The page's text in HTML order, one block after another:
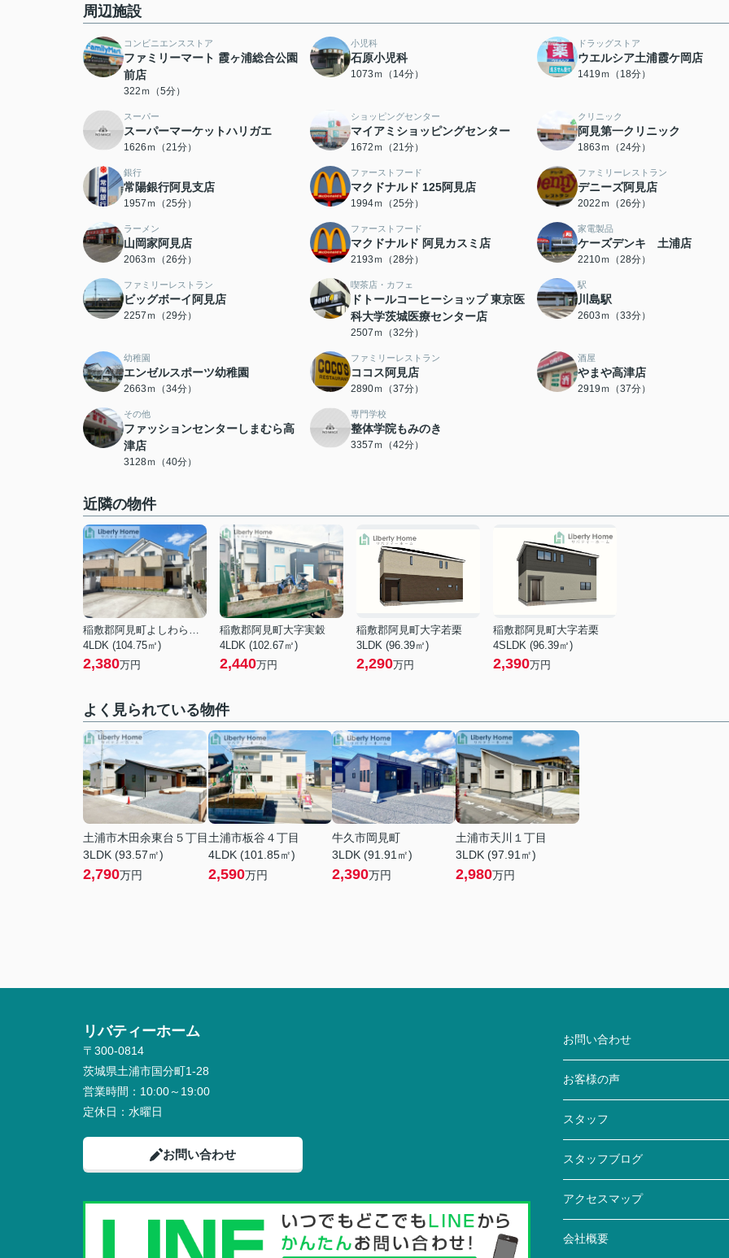
周辺施設
コンビニエンスストア
ファミリーマート 霞ヶ浦総合公園
前店
322ｍ（5分）
小児科
石原小児科
1073ｍ（14分）
ドラッグストア
ウエルシア土浦霞ケ岡店
1419ｍ（18分）
スーパー
スーパーマーケットハリガエ
1626ｍ（21分）
ショッピングセンター
マイアミショッピングセンター
1672ｍ（21分）
クリニック
阿見第一クリニック
1863ｍ（24分）
銀行
常陽銀行阿見支店
1957ｍ（25分）
ファーストフード
マクドナルド 125阿見店
1994ｍ（25分）
ファミリーレストラン
デニーズ阿見店
2022ｍ（26分）
ラーメン
山岡家阿見店
2063ｍ（26分）
ファーストフード
マクドナルド 阿見カスミ店
2193ｍ（28分）
家電製品
ケーズデンキ 土浦店
2210ｍ（28分）
ファミリーレストラン
ビッグボーイ阿見店
2257ｍ（29分）
喫茶店・カフェ
ドトールコーヒーショップ 東京医
科大学茨城医療センター店
2507ｍ（32分）
駅
川島駅
2603ｍ（33分）
幼稚園
エンゼルスポーツ幼稚園
2663ｍ（34分）
ファミリーレストラン
ココス阿見店
2890ｍ（37分）
酒屋
やまや高津店
2919ｍ（37分）
その他
ファッションセンターしまむら高
津店
3128ｍ（40分）
専門学校
整体学院もみのき
3357ｍ（42分）
近隣の物件
稲敷郡阿見町よしわら２丁目
4LDK (104.75㎡)
2,380万円
稲敷郡阿見町大字実穀
4LDK (102.67㎡)
2,440万円
稲敷郡阿見町大字若栗
3LDK (96.39㎡)
2,290万円
稲敷郡阿見町大字若栗
4SLDK (96.39㎡)
2,390万円
よく見られている物件
土浦市木田余東台５丁目
3LDK (93.57㎡)
2,790万円
土浦市板谷４丁目
4LDK (101.85㎡)
2,590万円
牛久市岡見町
3LDK (91.91㎡)
2,390万円
土浦市天川１丁目
3LDK (97.91㎡)
2,980万円
リバティーホーム
〒300-0814
茨城県土浦市国分町1-28
営業時間： 10:00～19:00
定休日： 水曜日
お問い合わせ
お問い合わせ
お客様の声
スタッフ
スタッフブログ
アクセスマップ
会社概要